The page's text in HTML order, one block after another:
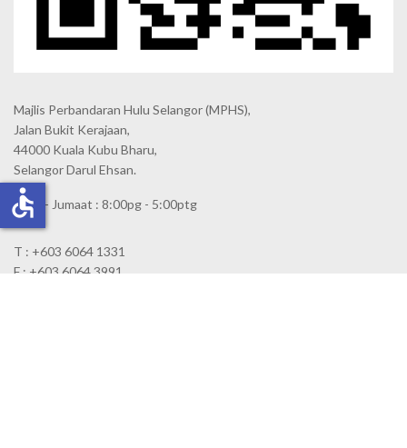
Majlis Perbandaran Hulu Selangor (MPHS),
Jalan Bukit Kerajaan,
44000 Kuala Kubu Bharu,
Selangor Darul Ehsan.
Isnin - Jumaat : 8:00pg - 5:00ptg
T : +603 6064 1331
F : +603 6064 3991
accessible